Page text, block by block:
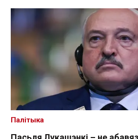
Палітыка